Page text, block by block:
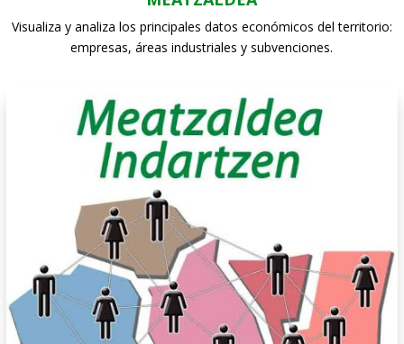
Visualiza y analiza los principales datos económicos del territorio:
empresas, áreas industriales y subvenciones.